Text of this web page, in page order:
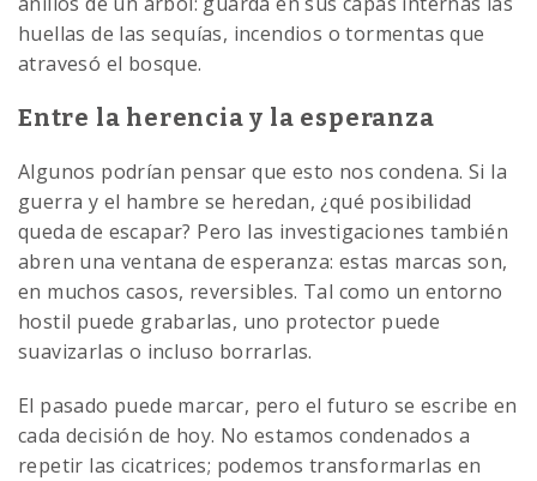
huellas de las sequías, incendios o tormentas que
atravesó el bosque.
Entre la herencia y la esperanza
Algunos podrían pensar que esto nos condena. Si la
guerra y el hambre se heredan, ¿qué posibilidad
queda de escapar? Pero las investigaciones también
abren una ventana de esperanza: estas marcas son,
en muchos casos, reversibles. Tal como un entorno
hostil puede grabarlas, uno protector puede
suavizarlas o incluso borrarlas.
El pasado puede marcar, pero el futuro se escribe en
cada decisión de hoy. No estamos condenados a
repetir las cicatrices; podemos transformarlas en